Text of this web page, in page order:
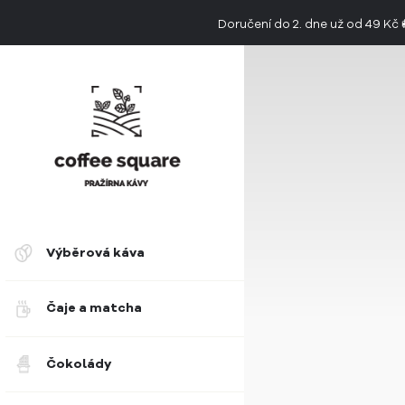
👉 Objevte jedinečnou chuť
Doručení do 2. dne už od 49 Kč
Výběrová káva
Čaje a matcha
Čokolády